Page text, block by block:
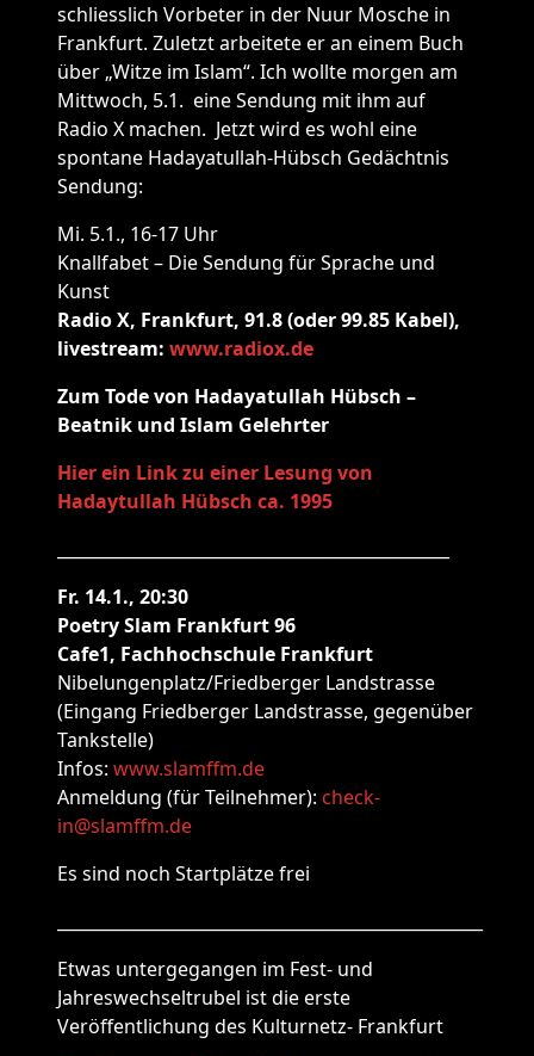
schliesslich Vorbeter in der Nuur Mosche in
Frankfurt. Zuletzt arbeitete er an einem Buch
über „Witze im Islam“. Ich wollte morgen am
Mittwoch, 5.1. eine Sendung mit ihm auf
Radio X machen. Jetzt wird es wohl eine
spontane Hadayatullah-Hübsch Gedächtnis
Sendung:
Mi. 5.1., 16-17 Uhr
Knallfabet – Die Sendung für Sprache und
Kunst
Radio X, Frankfurt, 91.8 (oder 99.85 Kabel),
livestream: www.radiox.de
Zum Tode von Hadayatullah Hübsch –
Beatnik und Islam Gelehrter
Hier ein Link zu einer Lesung von
Hadaytullah Hübsch ca. 1995
Fr. 14.1., 20:30
Poetry Slam Frankfurt 96
Cafe1, Fachhochschule Frankfurt
Nibelungenplatz/Friedberger Landstrasse
(Eingang Friedberger Landstrasse, gegenüber
Tankstelle)
Infos: www.slamffm.de
Anmeldung (für Teilnehmer): check-
in@slamffm.de
Es sind noch Startplätze frei
Etwas untergegangen im Fest- und
Jahreswechseltrubel ist die erste
Veröffentlichung des Kulturnetz- Frankfurt